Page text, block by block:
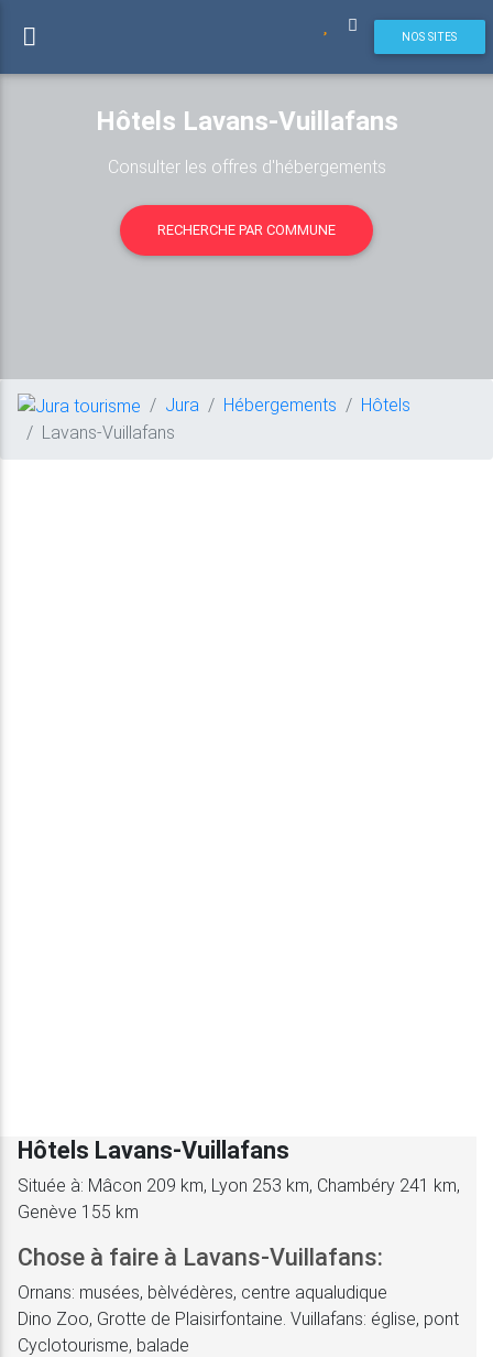
NOS SITES
Hôtels Lavans-Vuillafans
Consulter les offres d'hébergements
RECHERCHE PAR COMMUNE
Jura Hébergements
Hôtels
Lavans-Vuillafans
Hôtels Lavans-Vuillafans
Située à: Mâcon 209 km, Lyon 253 km, Chambéry 241 km,
Genève 155 km
Chose à faire à Lavans-Vuillafans:
Ornans: musées, bèlvédères, centre aqualudique
Dino Zoo, Grotte de Plaisirfontaine. Vuillafans: église, pont
Cyclotourisme, balade